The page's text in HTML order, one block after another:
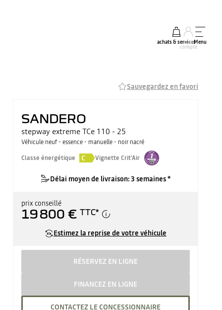
achats & services
mon
compte
Menu
Sauvegardez en favori
SANDERO
stepway extreme TCe 110 - 25
Véhicule neuf - essence - manuelle - noir nacré
Classe énergétique
C Vignette Crit'Air
Délai moyen de livraison: 3 semaines *
prix conseillé
19 800 € TTC*
Estimez la reprise de votre véhicule
RÉSERVEZ EN LIGNE
FINANCEZ EN LIGNE
CONTACTEZ LE CONCESSIONNAIRE